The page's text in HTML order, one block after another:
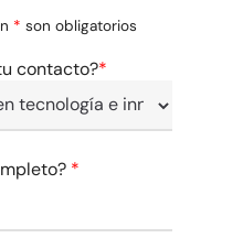
* son obligatorios
contacto?*
*